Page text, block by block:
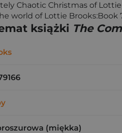
Chaotic Christmas of
world of Lottie Brooks:Book
książki The
(miękka)